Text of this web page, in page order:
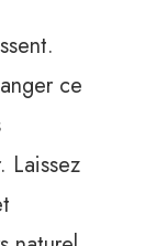
ce
Laissez